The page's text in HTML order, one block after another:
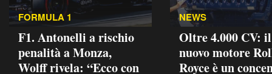
FORMULA 1
F1. Antonelli a rischio
penalità a Monza,
Wolff rivela: “Ecco con
NEWS
Oltre 4.000 CV: il
nuovo motore
Royce è un